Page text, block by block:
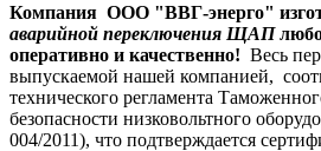
Компания ООО "ВВГ-энерго"
аварийной переключения ЩАП
оперативно и качественно! Весь
выпускаемой нашей компанией,
технического регламента
безопасности низковольтного
004/2011), что подтверждается